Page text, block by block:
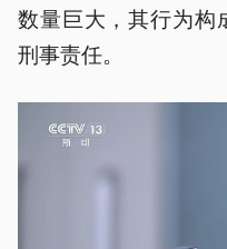
数量巨大，其行为构
刑事责任。